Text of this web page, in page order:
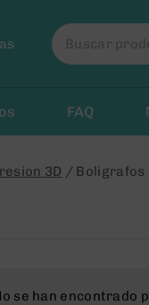
Buscar
por:
FAQ
3D / Boligrafos
se han encontrado